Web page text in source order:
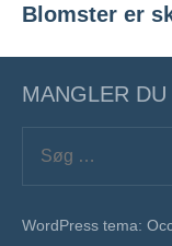
Blomster er
MANGLER
efter:
WordPress tema: